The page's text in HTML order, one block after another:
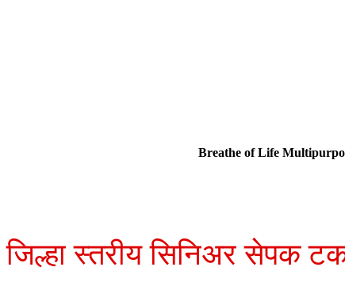
Breathe of Life
जिल्हा स्तरीय सिनिअर सेपक